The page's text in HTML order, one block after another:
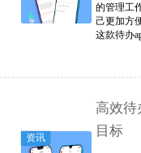
的管理工
己更加方
这款待办
资讯
高效待
目标